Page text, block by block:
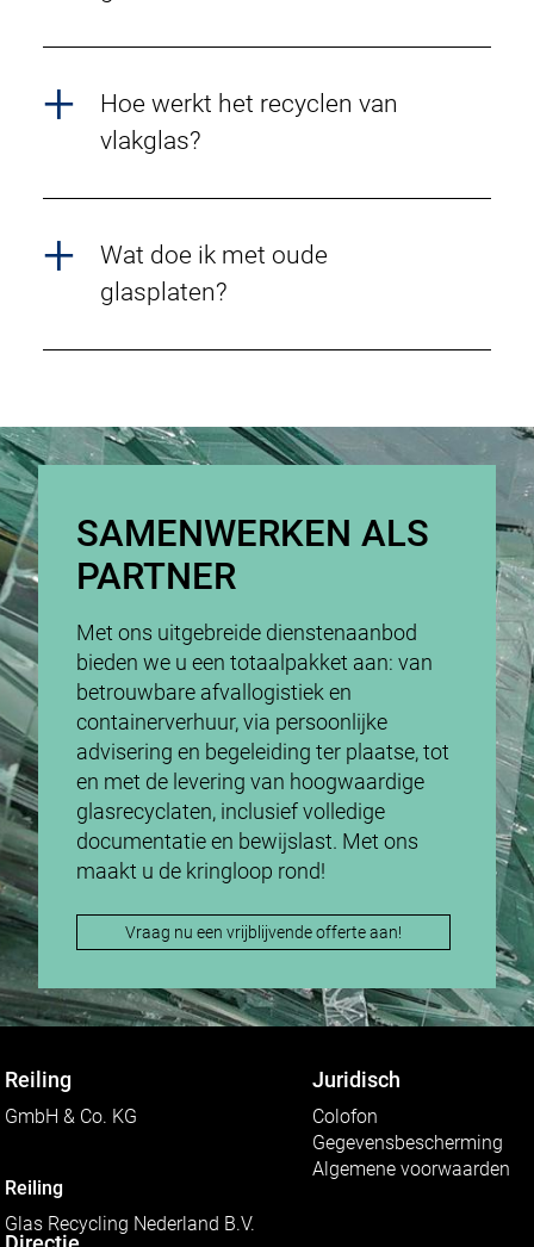
Hoe werkt het recyclen van
vlakglas?
Wat doe ik met oude
glasplaten?
SAMENWERKEN ALS
PARTNER
Met ons uitgebreide dienstenaanbod
bieden we u een totaalpakket aan: van
betrouwbare afvallogistiek en
containerverhuur, via persoonlijke
advisering en begeleiding ter plaatse, tot
en met de levering van hoogwaardige
glasrecyclaten, inclusief volledige
documentatie en bewijslast. Met ons
maakt u de kringloop rond!
Vraag nu een vrijblijvende offerte aan!
Reiling
GmbH & Co. KG
Reiling
Glas Recycling Nederland B.V.
Juridisch
Colofon
Gegevensbescherming
Algemene voorwaarden